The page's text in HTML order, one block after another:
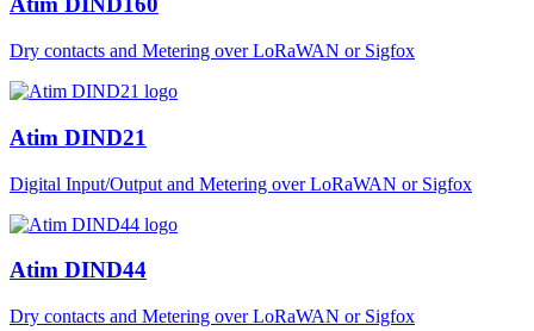
Dry contacts and Metering over LoRaWAN or Sigfox
Atim DIND21
Digital Input/Output and Metering over LoRaWAN or Sigfox
Atim DIND44
Dry contacts and Metering over LoRaWAN or Sigfox